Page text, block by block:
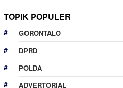
TOPIK POPULER
GORONTALO
DPRD
POLDA
ADVERTORIAL